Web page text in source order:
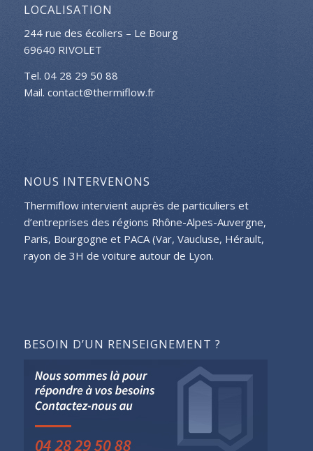
LOCALISATION
244 rue des écoliers – Le Bourg
69640 RIVOLET
Tel. 04 28 29 50 88
Mail. contact@thermiflow.fr
NOUS INTERVENONS
Thermiflow intervient auprès de particuliers et
d’entreprises des régions Rhône-Alpes-Auvergne,
Paris, Bourgogne et PACA (Var, Vaucluse, Hérault,
rayon de 3H de voiture autour de Lyon.
BESOIN D’UN RENSEIGNEMENT ?